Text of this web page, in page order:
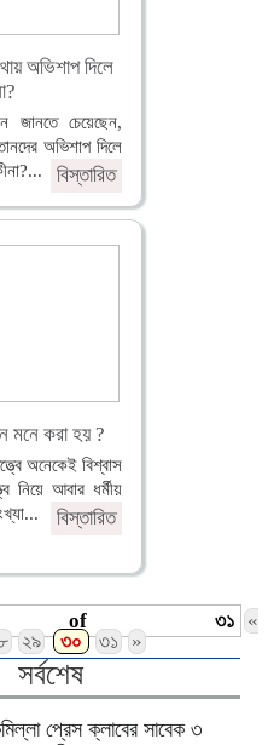
অভিশাপ দিলে
জানতে চেয়েছেন,
অভিশাপ দিলে
বিস্তারিত
মনে করা হয় ?
অনেকেই বিশ্বাস
নিয়ে আবার ধর্মীয়
বিস্তারিত
of ৩১
«
২৯ ৩০ ৩১ »
সর্বশেষ
প্রেস ক্লাবের সাবেক ৩